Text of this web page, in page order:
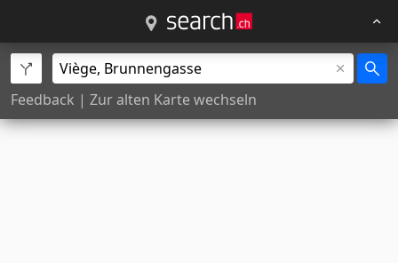
Feedback | Zur alten Karte wechseln